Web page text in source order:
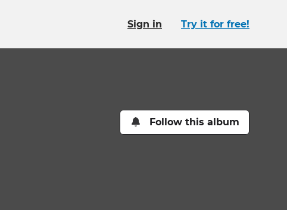
Sign in Try it for free!
Follow this album